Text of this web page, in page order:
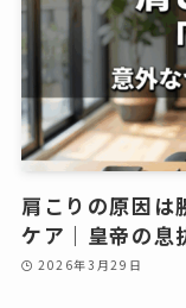
肩こりの原因は
ケア｜皇帝の息
2026年3月29日